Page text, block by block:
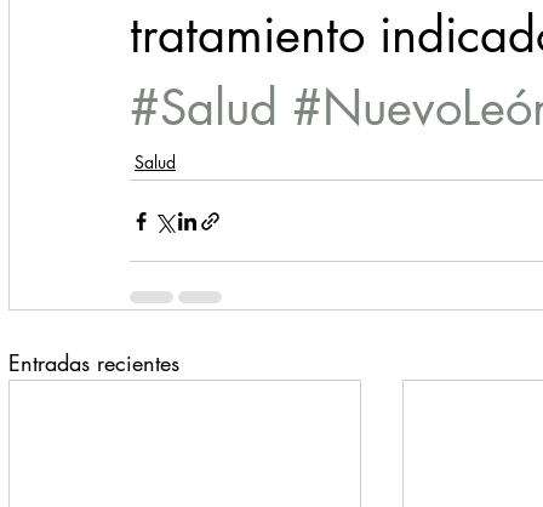
tratamiento
#Salud
Salud
Entradas recientes